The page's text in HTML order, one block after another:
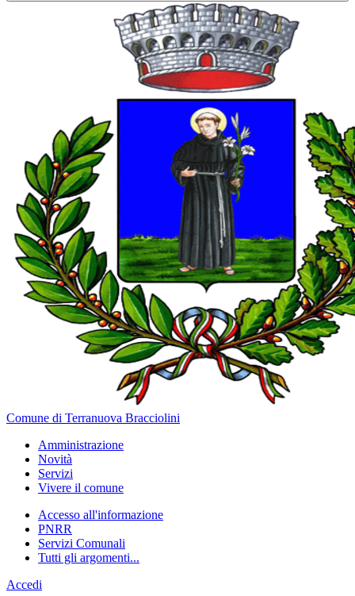
Comune di Terranuova Bracciolini
Amministrazione
Novità
Servizi
Vivere il comune
Accesso all'informazione
PNRR
Servizi Comunali
Tutti gli argomenti...
Accedi